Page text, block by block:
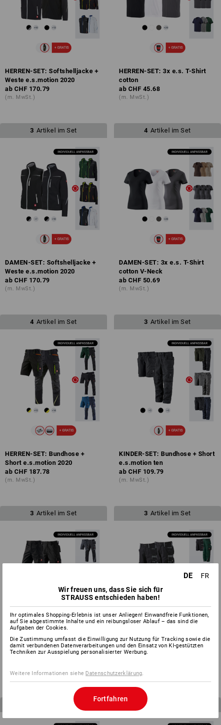
HERREN-SET: Softshelljacke +
Weste e.s.motion 2020
ab CHF 170.79
(m. MwSt.)
HERREN-SET: 3x e.s. T-Shirt
cotton
ab CHF 45.68
(m. MwSt.)
3 Artikel im Set
DAMEN-SET: Softshelljacke +
Weste e.s.motion 2020
ab CHF 170.79
(m. MwSt.)
4 Artikel im Set
DAMEN-SET: 3x e.s. T-Shirt
cotton V-Neck
ab CHF 50.69
(m. MwSt.)
4 Artikel im Set
HERREN-SET: Bundhose +
Short e.s.motion 2020
ab CHF 187.78
(m. MwSt.)
3 Artikel im Set
KINDER-SET: Bundhose + Short
e.s.motion ten
ab CHF 109.79
(m. MwSt.)
3 Artikel im Set
HERREN-SET: Bundhose +
Short e.s.motion
(m. MwSt.)
3 Artikel im Set
KINDER-SET: Bundhose + Short
e.s.motion
(m. MwSt.)
Artikel im Set 3
DE
FR
Wir freuen uns, dass Sie sich für
STRAUSS entschieden haben!
Ihr optimales Shopping-Erlebnis ist unser Anliegen! Einwandfreie Funktionen,
auf Sie abgestimmte Inhalte und ein reibungsloser Ablauf – das sind die
Aufgaben der Cookies.
Die Zustimmung umfasst die Einwilligung zur Nutzung für Tracking sowie die
damit verbundenen Datenverarbeitungen und den Einsatz von KI-gestützten
Techniken zur Ausspielung personalisierter Werbung.
Weitere Informationen siehe Datenschutzerklärung.
Fortfahren